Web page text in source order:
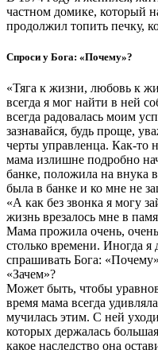
частном домике, который
продолжил топить печку,
Спроси у Бога: «Почему»?
«Тяга к жизни, любовь к
всегда я мог найти в ней
всегда радовалась моим
зазнавайся, будь проще,
черты управленца. Как-то
мама излишне подробно
банке, положила на
была в банке и ко мне не
«А как без звонка я могу
жизнь врезалось мне в
Мама прожила очень,
столько времени. Иногда
спрашивать Бога:
«Зачем»?
Может быть, чтобы
время мама всегда
мучилась этим. С ней
которых держалась
какое наследство она